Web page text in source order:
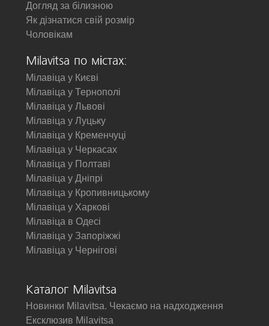
Догляд за білизною
Як дізнатися свій розмір
Чоловікам
Milavitsa по містах:
Мілавіца у Києві
Мілавіца у Тернополі
Мілавіца у Львові
Мілавіца у Луцьку
Мілавіца у Кременчуці
Мілавіца у Черкасах
Мілавіца у Полтаві
Мілавіца у Дніпрі
Мілавіца у Кропивницькому
Мілавіца у Харкові
Мілавіца в Одесі
Мілавіца у Запоріжжі
Мілавіца у Чернігові
Каталог Milavitsa
Новинки Milavitsa. Чекаємо на надходження
Ексклюзив Milavitsa